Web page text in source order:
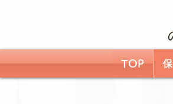
TOP